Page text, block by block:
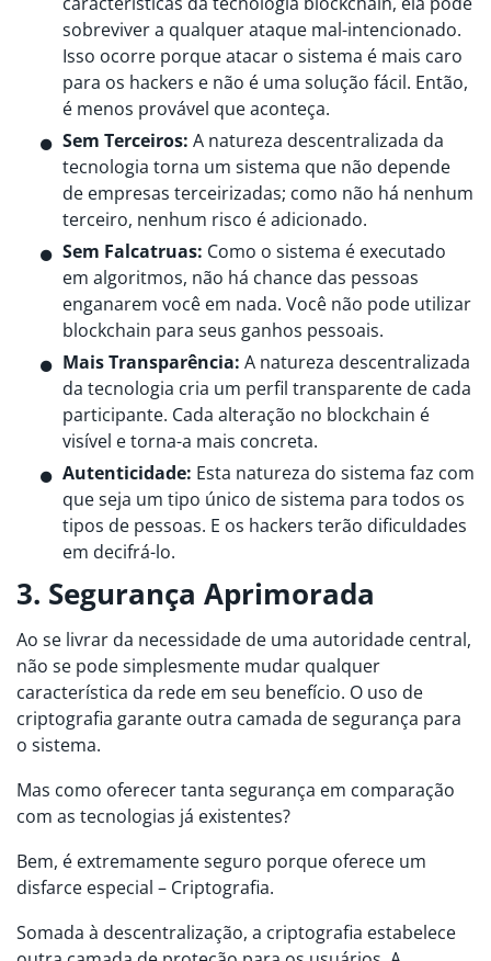
sobreviver a qualquer ataque mal-intencionado.
Isso ocorre porque atacar o sistema é mais caro
para os hackers e não é uma solução fácil. Então,
é menos provável que aconteça.
Sem Terceiros: A natureza descentralizada da
tecnologia torna um sistema que não depende
de empresas terceirizadas; como não há nenhum
terceiro, nenhum risco é adicionado.
Sem Falcatruas: Como o sistema é executado
em algoritmos, não há chance das pessoas
enganarem você em nada. Você não pode utilizar
blockchain para seus ganhos pessoais.
Mais Transparência: A natureza descentralizada
da tecnologia cria um perfil transparente de cada
participante. Cada alteração no blockchain é
visível e torna-a mais concreta.
Autenticidade: Esta natureza do sistema faz com
que seja um tipo único de sistema para todos os
tipos de pessoas. E os hackers terão dificuldades
em decifrá-lo.
3. Segurança Aprimorada
Ao se livrar da necessidade de uma autoridade central,
não se pode simplesmente mudar qualquer
característica da rede em seu benefício. O uso de
criptografia garante outra camada de segurança para
o sistema.
Mas como oferecer tanta segurança em comparação
com as tecnologias já existentes?
Bem, é extremamente seguro porque oferece um
disfarce especial – Criptografia.
Somada à descentralização, a criptografia estabelece